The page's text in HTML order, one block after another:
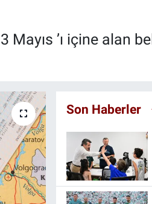
Mayıs ’ı içine alan
Son Haberler